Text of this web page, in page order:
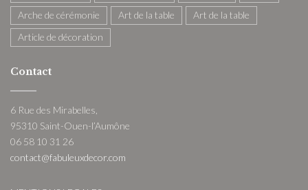
Arche de cérémonie
Art de la table
Art de la table
Article de décoration
Contact
6 Rue des Mirabelles,
95310 Saint-Ouen-l’Aumône
06 58 10 31 26
contact@fabuleuxdecor.com